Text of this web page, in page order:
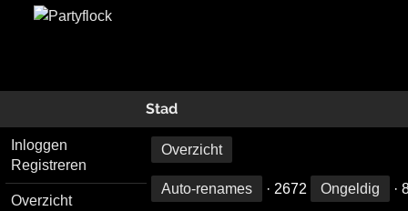
Stad
Inloggen
Registreren
Overzicht
Overzicht
Auto-renames · 2672 Ongeldig ·